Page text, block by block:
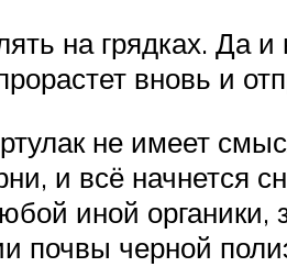
на грядках. Да
вновь и
не имеет
и всё начнется
иной органики,
почвы черной